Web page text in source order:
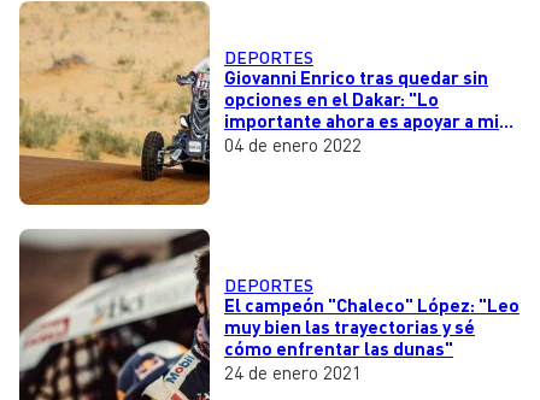
DEPORTES
Giovanni Enrico tras quedar sin
opciones en el Dakar: "Lo
importante ahora es apoyar a mi
compañero"
04 de enero 2022
DEPORTES
El campeón "Chaleco" López: "Leo
muy bien las trayectorias y sé
cómo enfrentar las dunas"
24 de enero 2021